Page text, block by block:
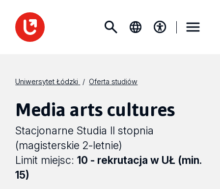
Uniwersytet Łódzki Oferta studiów
Media arts cultures
Stacjonarne Studia II stopnia
(magisterskie 2-letnie)
Limit miejsc:10 - rekrutacja w UŁ (min.
15)